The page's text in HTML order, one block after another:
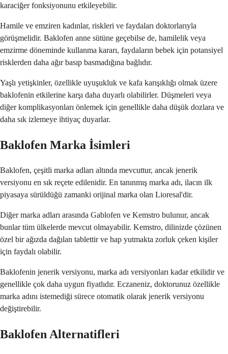
karaciğer fonksiyonunu etkileyebilir.
Hamile ve emziren kadınlar, riskleri ve faydaları doktorlarıyla
görüşmelidir. Baklofen anne sütüne geçebilse de, hamilelik veya
emzirme döneminde kullanma kararı, faydaların bebek için potansiyel
risklerden daha ağır basıp basmadığına bağlıdır.
Yaşlı yetişkinler, özellikle uyuşukluk ve kafa karışıklığı olmak üzere
baklofenin etkilerine karşı daha duyarlı olabilirler. Düşmeleri veya
diğer komplikasyonları önlemek için genellikle daha düşük dozlara ve
daha sık izlemeye ihtiyaç duyarlar.
Baklofen Marka İsimleri
Baklofen, çeşitli marka adları altında mevcuttur, ancak jenerik
versiyonu en sık reçete edilenidir. En tanınmış marka adı, ilacın ilk
piyasaya sürüldüğü zamanki orijinal marka olan Lioresal'dir.
Diğer marka adları arasında Gablofen ve Kemstro bulunur, ancak
bunlar tüm ülkelerde mevcut olmayabilir. Kemstro, dilinizde çözünen
özel bir ağızda dağılan tablettir ve hap yutmakta zorluk çeken kişiler
için faydalı olabilir.
Baklofenin jenerik versiyonu, marka adı versiyonları kadar etkilidir ve
genellikle çok daha uygun fiyatlıdır. Eczaneniz, doktorunuz özellikle
marka adını istemediği sürece otomatik olarak jenerik versiyonu
değiştirebilir.
Baklofen Alternatifleri